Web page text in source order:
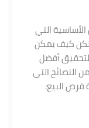
التي
لكن كيف يمكن
أفضل
النصائح التي
البيع: